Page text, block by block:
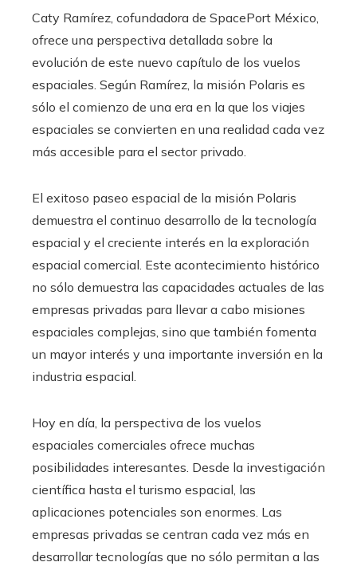
Caty Ramírez, cofundadora de SpacePort México,
ofrece una perspectiva detallada sobre la
evolución de este nuevo capítulo de los vuelos
espaciales. Según Ramírez, la misión Polaris es
sólo el comienzo de una era en la que los viajes
espaciales se convierten en una realidad cada vez
más accesible para el sector privado.
El exitoso paseo espacial de la misión Polaris
demuestra el continuo desarrollo de la tecnología
espacial y el creciente interés en la exploración
espacial comercial. Este acontecimiento histórico
no sólo demuestra las capacidades actuales de las
empresas privadas para llevar a cabo misiones
espaciales complejas, sino que también fomenta
un mayor interés y una importante inversión en la
industria espacial.
Hoy en día, la perspectiva de los vuelos
espaciales comerciales ofrece muchas
posibilidades interesantes. Desde la investigación
científica hasta el turismo espacial, las
aplicaciones potenciales son enormes. Las
empresas privadas se centran cada vez más en
desarrollar tecnologías que no sólo permitan a las